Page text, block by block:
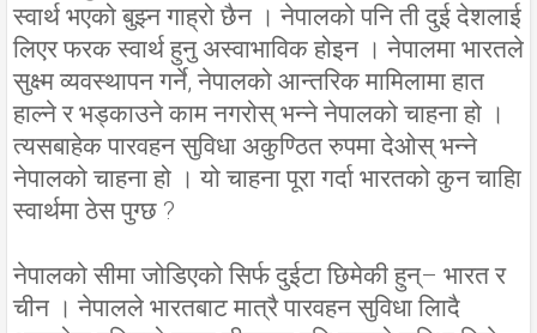
स्वार्थ भएको बुझ्न गाह्रो छैन । नेपालको पनि ती दुई देशलाई
लिएर फरक स्वार्थ हुनु अस्वाभाविक होइन । नेपालमा भारतले
सुक्ष्म व्यवस्थापन गर्ने, नेपालको आन्तरिक मामिलामा हात
हाल्ने र भड्काउने काम नगरोस् भन्ने नेपालको चाहना हो ।
त्यसबाहेक पारवहन सुविधा अकुण्ठित रुपमा देओस् भन्ने
नेपालको चाहना हो । यो चाहना पूरा गर्दा भारतको कुन चाहिा
स्वार्थमा ठेस पुग्छ ?
नेपालको सीमा जोडिएको सिर्फ दुईटा छिमेकी हुन्– भारत र
चीन । नेपालले भारतबाट मात्रै पारवहन सुविधा लिादै